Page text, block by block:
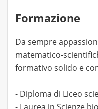
Formazione
Da sempre
matematico-
formativo solido e
- Diploma di Liceo
- Laurea in Scienze